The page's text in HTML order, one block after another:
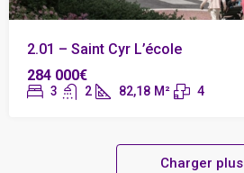
2.01 – Saint Cyr L’école
284 000€
3 2 82,18 M² 4
Charger plus